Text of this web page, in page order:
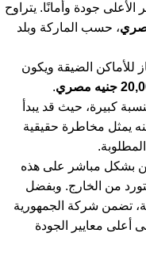
الأعلى جودة وأمانًا. يتراوح
، حسب الماركة وبلد
للأماكن الضيقة ويكون
.
كبيرة، حيث قد يبدأ
يمثل مخاطرة حقيقية
بشكل مباشر على هذه
من الخارج. وبفضل
تضمن شركة الجمهورية
أعلى معايير الجودة